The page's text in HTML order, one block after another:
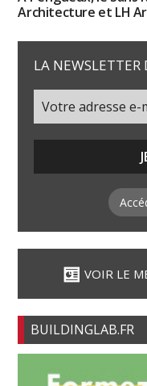
Architecture et LH
LA NEWSLETTER
VOIR LE
BUILDINGLAB.FR